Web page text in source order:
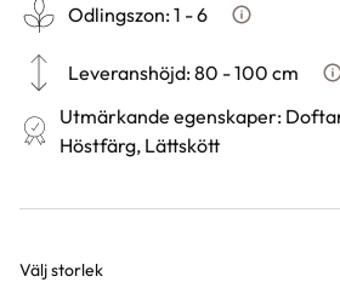
Odlingszon:1 - 6 Vad är
Leveranshöjd:80 - 100 cm
Utmärkande egenskaper:
Höstfärg, Lättskött
Välj storlek